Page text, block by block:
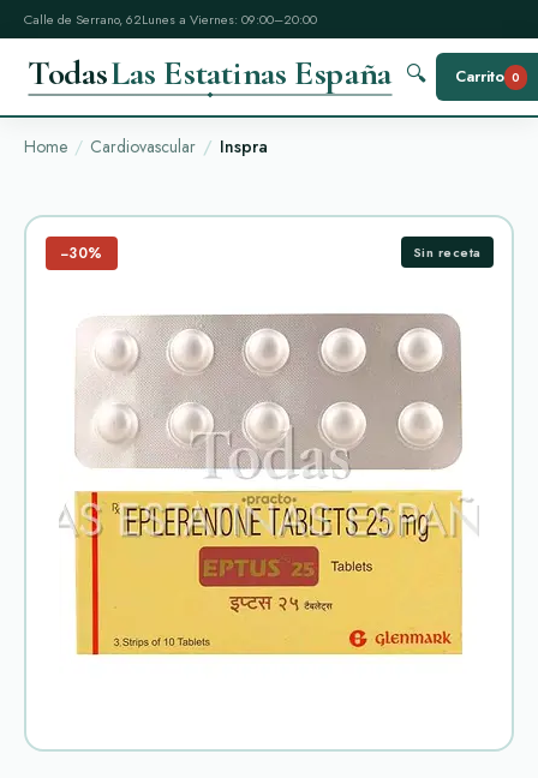
Calle de Serrano, 62Lunes a Viernes: 09:00–20:00
TodasLas Estatinas España 🔍 Carrito 0
Home Cardiovascular Inspra
−30% Sin receta